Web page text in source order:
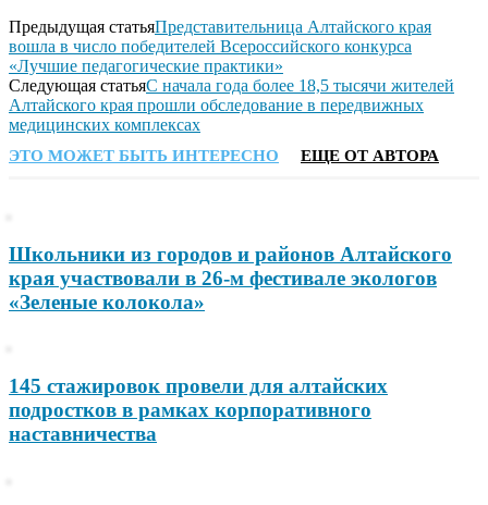
Предыдущая статьяПредставительница Алтайского края
вошла в число победителей Всероссийского конкурса
«Лучшие педагогические практики»
Следующая статьяС начала года более 18,5 тысячи жителей
Алтайского края прошли обследование в передвижных
медицинских комплексах
ЭТО МОЖЕТ БЫТЬ ИНТЕРЕСНО ЕЩЕ ОТ АВТОРА
Школьники из городов и районов Алтайского
края участвовали в 26-м фестивале экологов
«Зеленые колокола»
145 стажировок провели для алтайских
подростков в рамках корпоративного
наставничества